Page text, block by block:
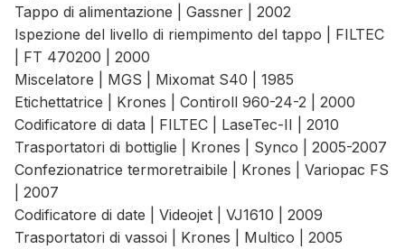
Tappo di alimentazione | Gassner | 2002
Ispezione del livello di riempimento del tappo | FILTEC
| FT 470200 | 2000
Miscelatore | MGS | Mixomat S40 | 1985
Etichettatrice | Krones | Contiroll 960-24-2 | 2000
Codificatore di data | FILTEC | LaseTec-II | 2010
Trasportatori di bottiglie | Krones | Synco | 2005-2007
Confezionatrice termoretraibile | Krones | Variopac FS
| 2007
Codificatore di date | Videojet | VJ1610 | 2009
Trasportatori di vassoi | Krones | Multico | 2005